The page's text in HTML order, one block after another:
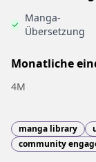
Manga-
Übersetzung
Monatliche
4M
manga library
community